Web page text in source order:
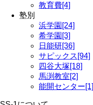
教育費[4]
塾別
浜学園[24]
希学園[3]
日能研[36]
サピックス[94]
四谷大塚[18]
馬渕教室[2]
能開センター[1]